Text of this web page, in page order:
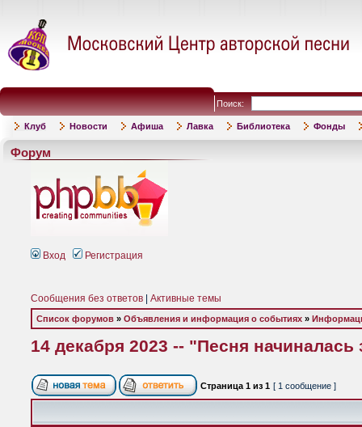
Поиск:
Клуб Новости Афиша Лавка Библиотека Фонды
Форум
Вход Регистрация
Сообщения без ответов Активные темы
Список форумов » Объявления и информация о событиях »
14 декабря 2023 -- "Песня начиналась
Страница 1 из 1 [ 1 сообщение ]